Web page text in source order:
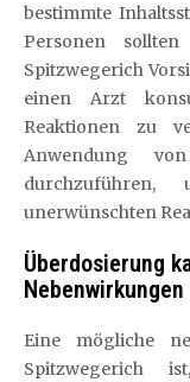
bestimmte
Personen
Spitzwegerich
einen Arzt
Reaktionen zu
Anwendung
durchzuführen,
unerwünschten
Überdosierung
Eine mögliche
Spitzwegerich